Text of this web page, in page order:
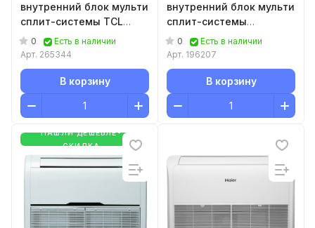
внутренний блок мульти
сплит-системы TCL
Console TACM-CF09INV/R
0
Есть в наличии
Арт. 265344
В корзину
внутренний блок мульти
сплит-системы
Mitsubishi Electric MFZ-
KT25VG
0
Есть в наличии
Арт. 196207
В корзину
НАШЛИ ДЕШЕВЛЕ-
СКИДКА